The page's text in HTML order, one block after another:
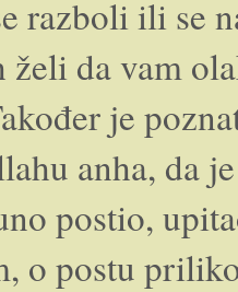
razboli ili se
da vam
je
anha, da
postio,
o postu